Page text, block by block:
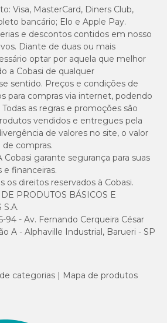
Visa, MasterCard, Diners Club,
bancário; Elo e Apple Pay.
e descontos contidos em nosso
Diante de duas ou mais
optar por aquela que melhor
a Cobasi de qualquer
sentido. Preços e condições de
para compras via internet, podendo
Todas as regras e promoções são
vendidos e entregues pela
de valores no site, o valor
compras.
Cobasi garante segurança para suas
e financeiras.
os direitos reservados à Cobasi.
PRODUTOS BÁSICOS E
94 - Av. Fernando Cerqueira César
A - Alphaville Industrial, Barueri - SP
categorias Mapa de produtos